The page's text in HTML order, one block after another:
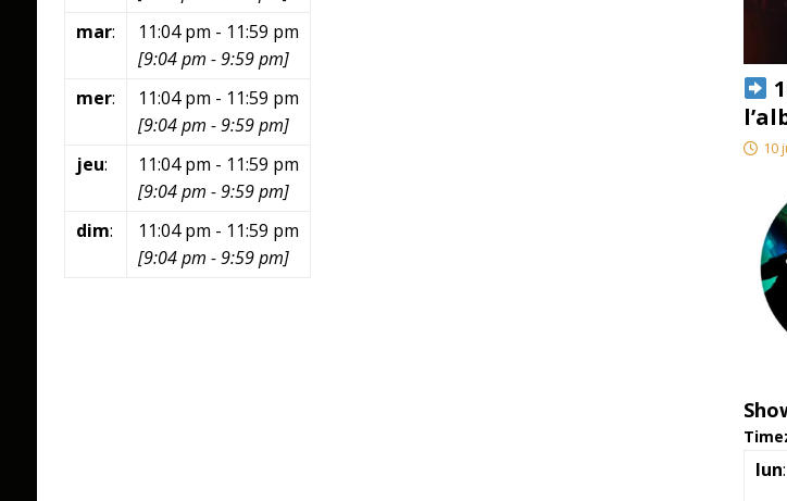
mar: 11:04 pm - 11:59 pm
[9:04 pm -9:59 pm]
mer: 11:04 pm - 11:59 pm
[9:04 pm -9:59 pm]
jeu: 11:04 pm - 11:59 pm
[9:04 pm -9:59 pm]
dim: 11:04 pm - 11:59 pm
[9:04 pm -9:59 pm]
10
lun: